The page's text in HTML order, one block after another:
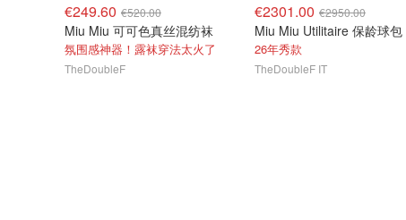
€249.60 €520.00
Miu Miu 可可色真丝混纺袜
氛围感神器！露袜穿法太火了
TheDoubleF
€2301.00 €2950.00
26年秀款
TheDoubleF IT